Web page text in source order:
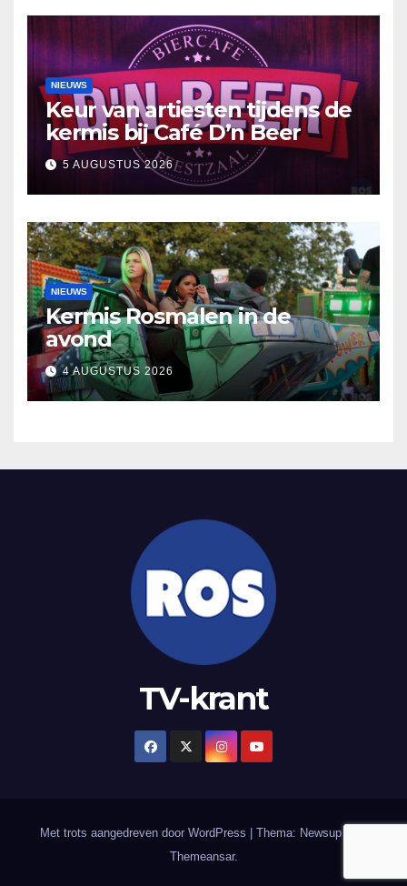
NIEUWS
Keur van artiesten tijdens de
kermis bij Café D’n Beer
5 AUGUSTUS 2026
NIEUWS
Kermis Rosmalen in de
avond
4 AUGUSTUS 2026
TV-krant
Met trots aangedreven door WordPress | Thema: Newsup door
Themeansar.